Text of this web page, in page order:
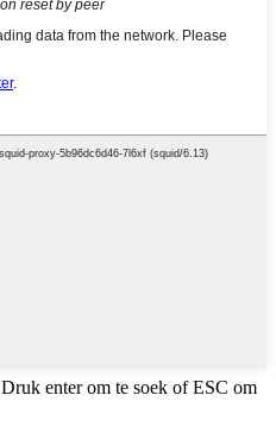
Druk enter om te soek of ESC om